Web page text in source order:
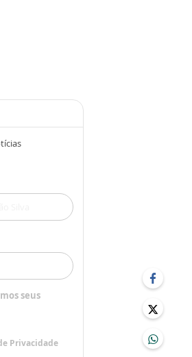
seus
Privacidade